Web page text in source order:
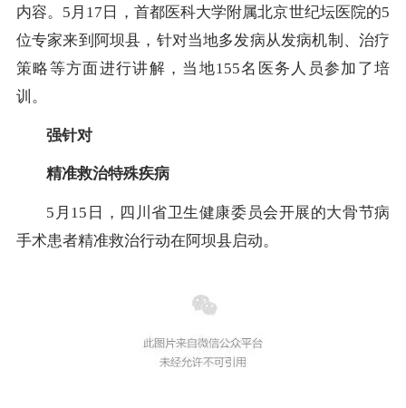
内容。5月17日，首都医科大学附属北京世纪坛医院的5
位专家来到阿坝县，针对当地多发病从发病机制、治疗
策略等方面进行讲解，当地155名医务人员参加了培
训。
强针对
精准救治特殊疾病
5月15日，四川省卫生健康委员会开展的大骨节病
手术患者精准救治行动在阿坝县启动。